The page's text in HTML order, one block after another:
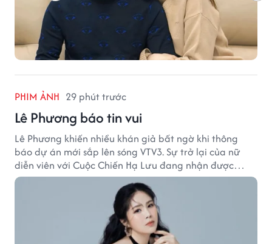
PHIM ẢNH 29 phút trước
Lê Phương báo tin vui
Lê Phương khiến nhiều khán giả bất ngờ khi thông
báo dự án mới sắp lên sóng VTV3. Sự trở lại của nữ
diễn viên với Cuộc Chiến Hạ Lưu đang nhận được
nhiều sự quan tâm.